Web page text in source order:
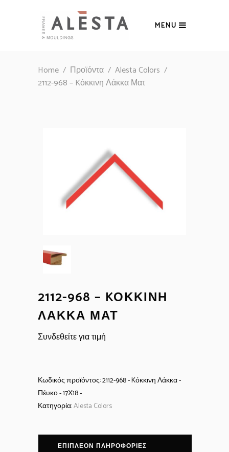
MENU
Home / Προϊόντα / Alesta Colors /
2112-968 – Kόκκινη Λάκκα Ματ
2112-968 – KΌΚΚΙΝΗ
ΛΆΚΚΑ ΜΑΤ
Συνδεθείτε για τιμή
Κωδικός προϊόντος:2112-968 - Kόκκινη Λάκκα -
Πέυκο - 17Χ18 -
Κατηγορία:Alesta Colors
ΕΠΙΠΛΈΟΝ ΠΛΗΡΟΦΟΡΊΕΣ